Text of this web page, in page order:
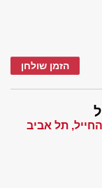
הזמן שולחן